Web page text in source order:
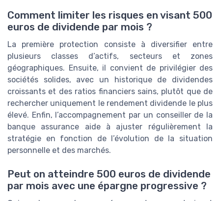
Comment limiter les risques en visant 500
euros de dividende par mois ?
La première protection consiste à diversifier entre
plusieurs classes d’actifs, secteurs et zones
géographiques. Ensuite, il convient de privilégier des
sociétés solides, avec un historique de dividendes
croissants et des ratios financiers sains, plutôt que de
rechercher uniquement le rendement dividende le plus
élevé. Enfin, l’accompagnement par un conseiller de la
banque assurance aide à ajuster régulièrement la
stratégie en fonction de l’évolution de la situation
personnelle et des marchés.
Peut on atteindre 500 euros de dividende
par mois avec une épargne progressive ?